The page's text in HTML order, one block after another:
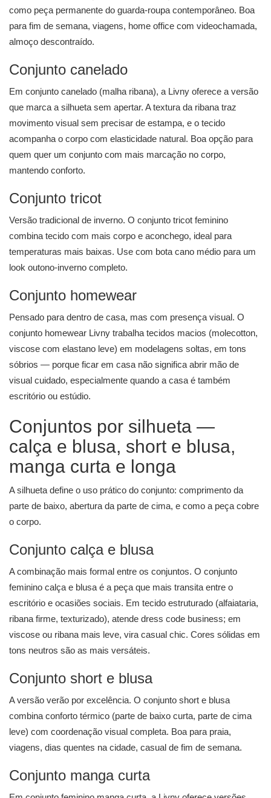
como peça permanente do guarda-roupa contemporâneo. Boa
para fim de semana, viagens, home office com videochamada,
almoço descontraído.
Conjunto canelado
Em conjunto canelado (malha ribana), a Livny oferece a versão
que marca a silhueta sem apertar. A textura da ribana traz
movimento visual sem precisar de estampa, e o tecido
acompanha o corpo com elasticidade natural. Boa opção para
quem quer um conjunto com mais marcação no corpo,
mantendo conforto.
Conjunto tricot
Versão tradicional de inverno. O conjunto tricot feminino
combina tecido com mais corpo e aconchego, ideal para
temperaturas mais baixas. Use com bota cano médio para um
look outono-inverno completo.
Conjunto homewear
Pensado para dentro de casa, mas com presença visual. O
conjunto homewear Livny trabalha tecidos macios (molecotton,
viscose com elastano leve) em modelagens soltas, em tons
sóbrios — porque ficar em casa não significa abrir mão de
visual cuidado, especialmente quando a casa é também
escritório ou estúdio.
Conjuntos por silhueta —
calça e blusa, short e blusa,
manga curta e longa
A silhueta define o uso prático do conjunto: comprimento da
parte de baixo, abertura da parte de cima, e como a peça cobre
o corpo.
Conjunto calça e blusa
A combinação mais formal entre os conjuntos. O conjunto
feminino calça e blusa é a peça que mais transita entre o
escritório e ocasiões sociais. Em tecido estruturado (alfaiataria,
ribana firme, texturizado), atende dress code business; em
viscose ou ribana mais leve, vira casual chic. Cores sólidas em
tons neutros são as mais versáteis.
Conjunto short e blusa
A versão verão por excelência. O conjunto short e blusa
combina conforto térmico (parte de baixo curta, parte de cima
leve) com coordenação visual completa. Boa para praia,
viagens, dias quentes na cidade, casual de fim de semana.
Conjunto manga curta